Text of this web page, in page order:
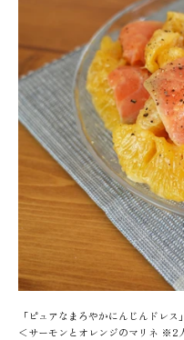
「ピュアなまろやかにんじんドレ
＜サーモンとオレンジのマリネ ※2